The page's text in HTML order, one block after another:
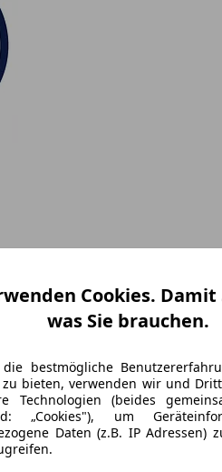
Cookies.
was Sie brauchen.
bestmögliche
bieten, verwenden wir und
Technologien (beides
„Cookies"), um
Daten (z.B. IP Adressen)